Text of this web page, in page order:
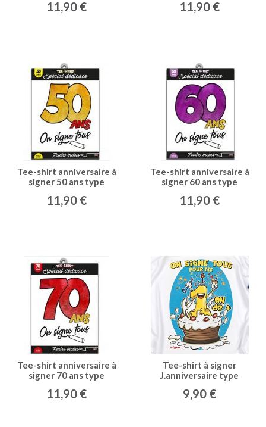
11,90 € 11,90 €
Tee-shirt anniversaire à
signer 50 ans type
11,90 €
Tee-shirt anniversaire à
signer 60 ans type
11,90 €
Tee-shirt anniversaire à
signer 70 ans type
11,90 €
Tee-shirt à signer
J.anniversaire type
9,90 €